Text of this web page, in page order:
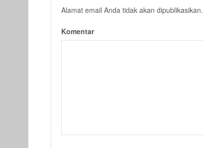
Alamat email Anda tidak akan dipublikasikan.
Komentar